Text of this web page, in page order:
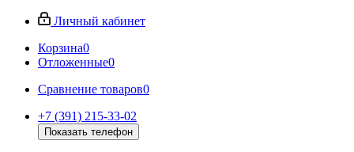
Личный кабинет
Корзина0
Отложенные0
Сравнение товаров0
+7 (391) 215-33-02
Показать телефон